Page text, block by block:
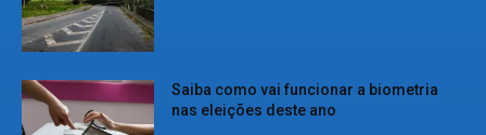
Saiba como vai funcionar a biometria
nas eleições deste ano